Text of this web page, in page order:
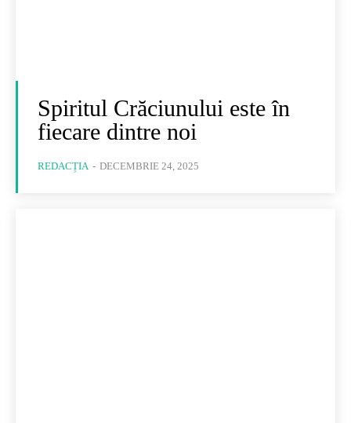
Spiritul Crăciunului este în
fiecare dintre noi
REDACȚIA - DECEMBRIE 24, 2025